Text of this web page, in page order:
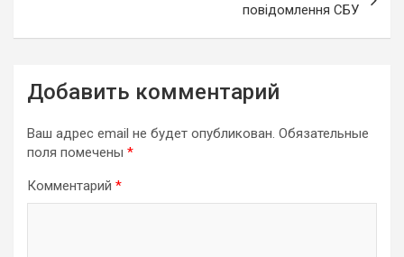
повідомлення СБУ
Добавить комментарий
Ваш адрес email не будет опубликован. Обязательные
поля помечены *
Комментарий *